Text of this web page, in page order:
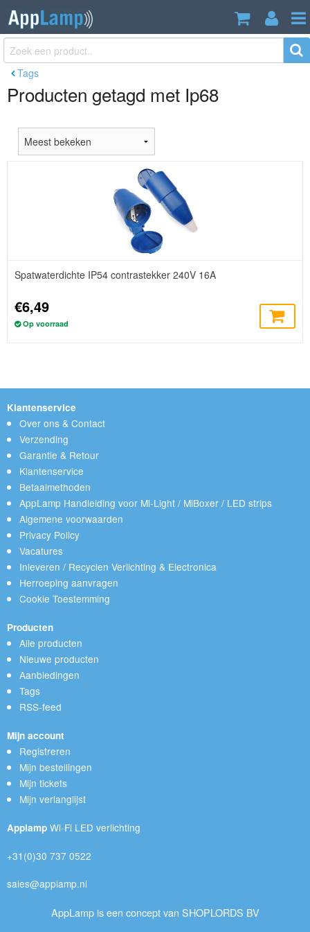
Tags
Producten getagd met Ip68
Spatwaterdichte IP54 contrastekker 240V 16A
€6,49
Op voorraad
Klantenservice
Over ons & Contact
Verzending
Garantie & Retour
Klantenservice
Betaalmethoden
AppLamp Handleiding voor Mi-Light / MiBoxer / LED strips
Algemene voorwaarden
Privacy Policy
Vacatures
Inleveren / Recyclen Verlichting & Electronica
Herroeping aanvragen
Cookie Toestemming
Producten
Alle producten
Nieuwe producten
Aanbiedingen
Tags
RSS-feed
Mijn account
Registreren
Mijn bestellingen
Mijn tickets
Mijn verlanglijst
Applamp Wi-Fi LED verlichting
+31(0)30 737 0522
sales@applamp.nl
AppLamp is een concept van SHOPLORDS BV